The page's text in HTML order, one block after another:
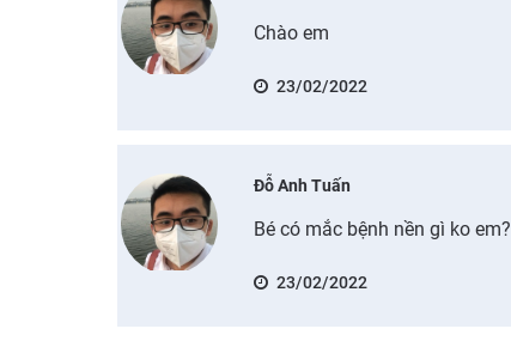
Chào em
23/02/2022
Đỗ Anh Tuấn
Bé có mắc bệnh nền gì ko em?
23/02/2022